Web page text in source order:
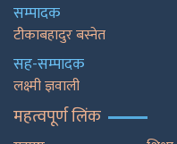
सम्पादक
टीकाबहादुर बस्नेत
सह-सम्पादक
लक्ष्मी ज्ञवाली
महत्वपूर्ण लिंक